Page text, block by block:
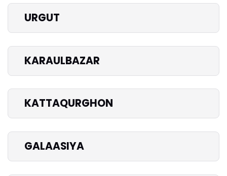
URGUT
KARAULBAZAR
KATTAQURGHON
GALAASIYA